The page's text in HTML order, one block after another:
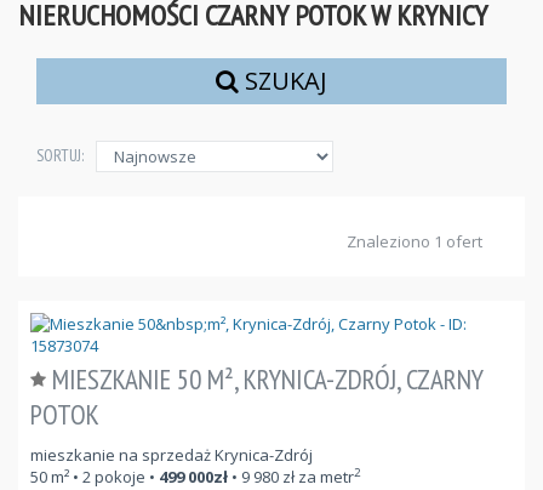
NIERUCHOMOŚCI CZARNY POTOK W KRYNICY
SZUKAJ
SORTUJ:
Znaleziono 1 ofert
MIESZKANIE 50 M², KRYNICA-ZDRÓJ, CZARNY
POTOK
mieszkanie na sprzedaż Krynica-Zdrój
50m² • 2 pokoje • 499 000zł • 9 980 zł za metr2